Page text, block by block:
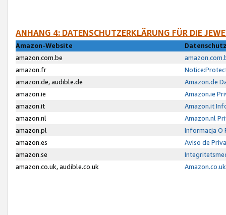
ANHANG 4: DATENSCHUTZERKLÄRUNG FÜR DIE
Amazon-Website
amazon.com.be
amazon.fr
amazon.de, audible.de
Amazon.de
amazon.ie
Amazon.ie
amazon.it
Amazon.it
amazon.nl
Amazon.nl
amazon.pl
Informacja O
amazon.es
Aviso de
amazon.se
amazon.co.uk, audible.co.uk